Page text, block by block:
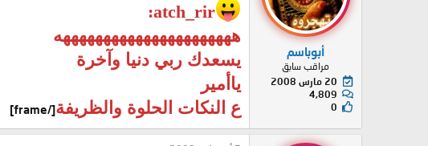
أبوباسم
مراقب سابق
20 مارس 2008
4,809
0
atch_rir:
ههههههههههههههههههههههه
يسعدك ربي دنيا وآخرة
ياأمير
ع النكات الحلوة والظريفة[/frame]